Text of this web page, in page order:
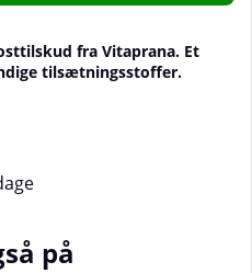
fra Vitaprana. Et
tilsætningsstoffer.
på